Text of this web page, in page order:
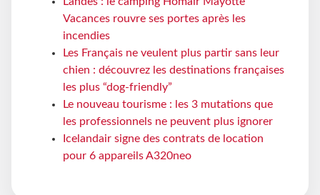
Vacances rouvre ses portes après les
incendies
Les Français ne veulent plus partir sans leur
chien : découvrez les destinations françaises
les plus “dog-friendly”
Le nouveau tourisme : les 3 mutations que
les professionnels ne peuvent plus ignorer
Icelandair signe des contrats de location
pour 6 appareils A320neo